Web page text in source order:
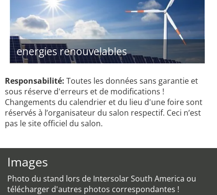
energies renouvelables
Responsabilité: Toutes les données sans garantie et
sous réserve d'erreurs et de modifications !
Changements du calendrier et du lieu d'une foire sont
réservés à l’organisateur du salon respectif. Ceci n’est
pas le site officiel du salon.
Images
Photo du stand lors de Intersolar South America ou
télécharger d'autres photos correspondantes !